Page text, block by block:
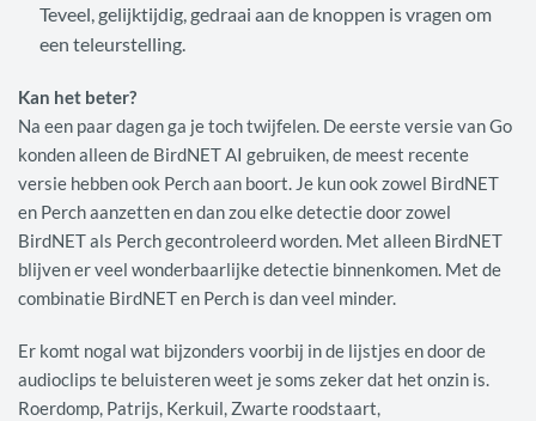
Teveel, gelijktijdig, gedraai aan de knoppen is vragen om
een teleurstelling.
Kan het beter?
Na een paar dagen ga je toch twijfelen. De eerste versie van Go
konden alleen de BirdNET AI gebruiken, de meest recente
versie hebben ook Perch aan boort. Je kun ook zowel BirdNET
en Perch aanzetten en dan zou elke detectie door zowel
BirdNET als Perch gecontroleerd worden. Met alleen BirdNET
blijven er veel wonderbaarlijke detectie binnenkomen. Met de
combinatie BirdNET en Perch is dan veel minder.
Er komt nogal wat bijzonders voorbij in de lijstjes en door de
audioclips te beluisteren weet je soms zeker dat het onzin is.
Roerdomp, Patrijs, Kerkuil, Zwarte roodstaart,